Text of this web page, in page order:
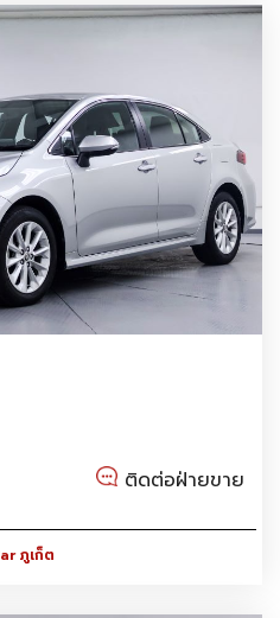
ติดต่อฝ่ายขาย
ภูเก็ต